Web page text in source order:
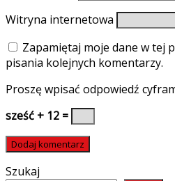
Witryna internetowa
Zapamiętaj moje dane w tej
pisania kolejnych komentarzy.
Proszę wpisać odpowiedź
sześć + 12 =
Szukaj